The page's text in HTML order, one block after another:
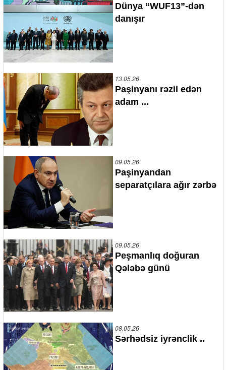
Dünya “WUF13”-dən
danışır
13.05.26
Paşinyanı rəzil edən
adam ...
09.05.26
Paşinyandan
separatçılara ağır zərbə
09.05.26
Peşmanlıq doğuran
Qələbə günü
08.05.26
Sərhədsiz iyrənclik ..